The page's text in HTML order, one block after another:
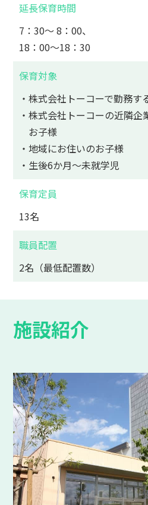
延長保育時間
7：30～ 8：00、
18：00～18：30
保育対象
・株式会社トーコーで勤務す
・株式会社トーコーの近隣
お子様
・地域にお住いのお子様
・生後6か月～未就学児
保育定員
13名
職員配置
2名（最低配置数）
施設紹介